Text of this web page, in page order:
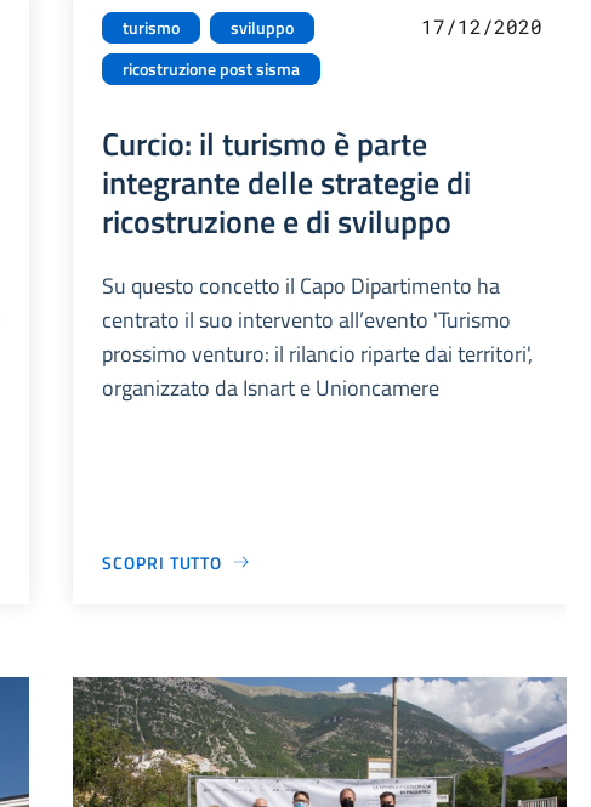
turismo
sviluppo
ricostruzione post sisma
17/12/2020
Curcio: il turismo è parte
integrante delle strategie di
ricostruzione e di sviluppo
Su questo concetto il Capo Dipartimento ha
centrato il suo intervento all’evento 'Turismo
prossimo venturo: il rilancio riparte dai territori',
organizzato da Isnart e Unioncamere
SCOPRI TUTTO